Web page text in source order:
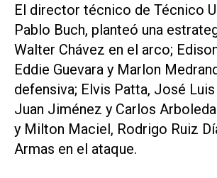
El director técnico de Técnico
Pablo Buch, planteó una
Walter Chávez en el arco;
Eddie Guevara y Marlon
defensiva; Elvis Patta, José Luis
Juan Jiménez y Carlos
y Milton Maciel, Rodrigo Ruiz
Armas en el ataque.